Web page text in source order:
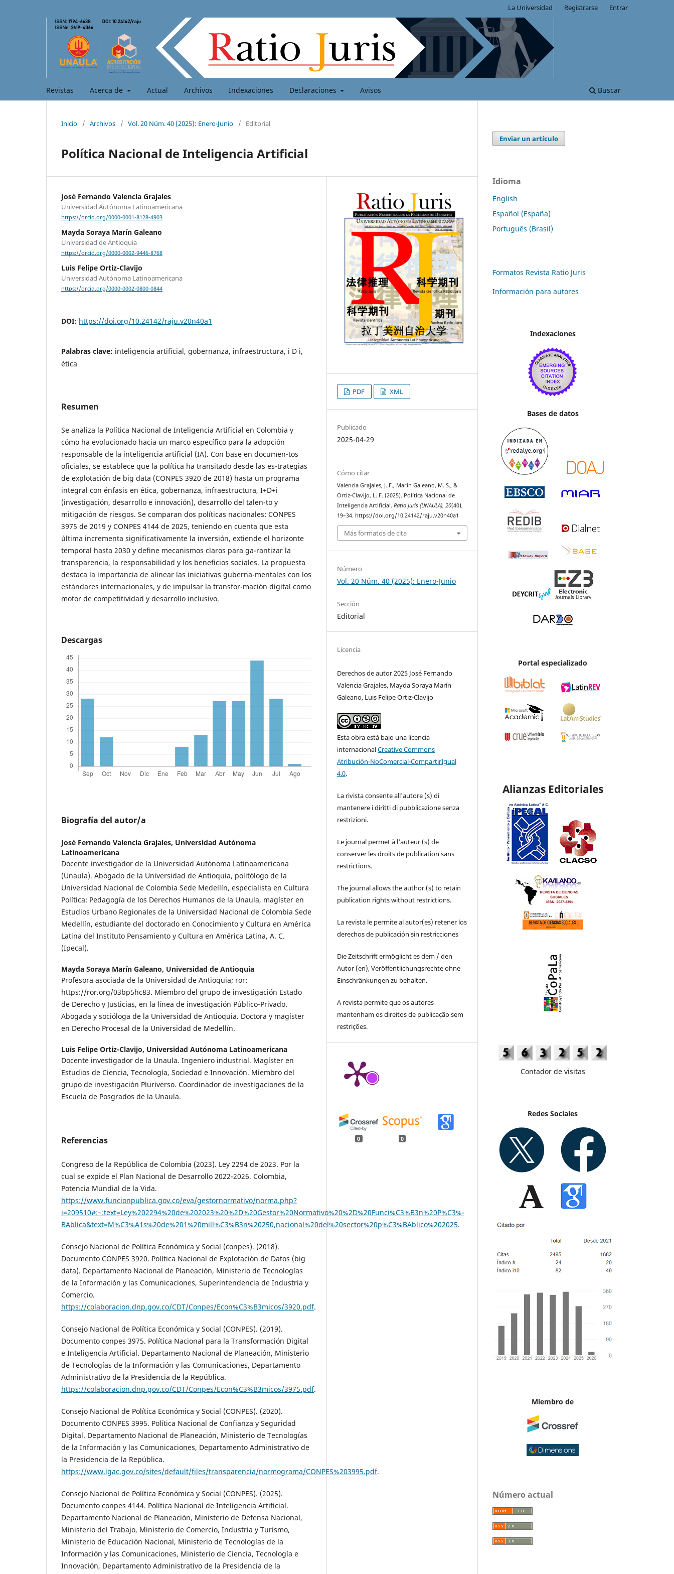
Revistas Acerca de Actual Archivos Indexaciones Declaraciones Avisos Buscar
La Universidad Registrarse Entrar
Inicio / Archivos / Vol. 20 Núm. 40 (2025): Enero-Junio / Editorial
Política Nacional de Inteligencia Artificial
José Fernando Valencia Grajales
Universidad Autónoma Latinoamericana
https://orcid.org/0000-0001-8128-4903
Mayda Soraya Marín Galeano
Universidad de Antioquia
https://orcid.org/0000-0002-9446-8768
Luis Felipe Ortiz-Clavijo
Universidad Autónoma Latinoamericana
https://orcid.org/0000-0002-0800-0844
DOI: https://doi.org/10.24142/raju.v20n40a1
Palabras clave: inteligencia artificial, gobernanza, infraestructura, i D i,
ética
Resumen
Se analiza la Política Nacional de Inteligencia Artificial en Colombia y
cómo ha evolucionado hacia un marco específico para la adopción
responsable de la inteligencia artificial (IA). Con base en documen-tos
oficiales, se establece que la política ha transitado desde las es-trategias
de explotación de big data (CONPES 3920 de 2018) hasta un programa
integral con énfasis en ética, gobernanza, infraestructura, I+D+i
(investigación, desarrollo e innovación), desarrollo del talen-to y
mitigación de riesgos. Se comparan dos políticas nacionales: CONPES
3975 de 2019 y CONPES 4144 de 2025, teniendo en cuenta que esta
última incrementa significativamente la inversión, extiende el horizonte
temporal hasta 2030 y define mecanismos claros para ga-rantizar la
transparencia, la responsabilidad y los beneficios sociales. La propuesta
destaca la importancia de alinear las iniciativas guberna-mentales con los
estándares internacionales, y de impulsar la transfor-mación digital como
motor de competitividad y desarrollo inclusivo.
Descargas
Biografía del autor/a
José Fernando Valencia Grajales, Universidad Autónoma
Latinoamericana
Docente investigador de la Universidad Autónoma Latinoamericana
(Unaula). Abogado de la Universidad de Antioquia, politólogo de la
Universidad Nacional de Colombia Sede Medellín, especialista en Cultura
Política: Pedagogía de los Derechos Humanos de la Unaula, magíster en
Estudios Urbano Regionales de la Universidad Nacional de Colombia Sede
Medellín, estudiante del doctorado en Conocimiento y Cultura en América
Latina del Instituto Pensamiento y Cultura en América Latina, A. C.
(Ipecal).
Mayda Soraya Marín Galeano, Universidad de Antioquia
Profesora asociada de la Universidad de Antioquia; ror:
https://ror.org/03bp5hc83. Miembro del grupo de investigación Estado
de Derecho y Justicias, en la línea de investigación Público-Privado.
Abogada y socióloga de la Universidad de Antioquia. Doctora y magíster
en Derecho Procesal de la Universidad de Medellín.
Luis Felipe Ortiz-Clavijo, Universidad Autónoma Latinoamericana
Docente investigador de la Unaula. Ingeniero industrial. Magíster en
Estudios de Ciencia, Tecnología, Sociedad e Innovación. Miembro del
grupo de investigación Pluriverso. Coordinador de investigaciones de la
Escuela de Posgrados de la Unaula.
Referencias
Congreso de la República de Colombia (2023). Ley 2294 de 2023. Por la
cual se expide el Plan Nacional de Desarrollo 2022-2026. Colombia,
Potencia Mundial de la Vida.
https://www.funcionpublica.gov.co/eva/gestornormativo/norma.php?
i=209510#:~:text=Ley%202294%20de%202023%20%2D%20Gestor%20Normativo%20%2D%20Funci%C3%B3n%20P%C3%-
BAblica&text=M%C3%A1s%20de%201%20mill%C3%B3n%20250,nacional%20del%20sector%20p%C3%BAblico%202025.
Consejo Nacional de Política Económica y Social (conpes). (2018).
Documento CONPES 3920. Política Nacional de Explotación de Datos (big
data). Departamento Nacional de Planeación, Ministerio de Tecnologías
de la Información y las Comunicaciones, Superintendencia de Industria y
Comercio.
https://colaboracion.dnp.gov.co/CDT/Conpes/Econ%C3%B3micos/3920.pdf.
Consejo Nacional de Política Económica y Social (CONPES). (2019).
Documento conpes 3975. Política Nacional para la Transformación Digital
e Inteligencia Artificial. Departamento Nacional de Planeación, Ministerio
de Tecnologías de la Información y las Comunicaciones, Departamento
Administrativo de la Presidencia de la República.
https://colaboracion.dnp.gov.co/CDT/Conpes/Econ%C3%B3micos/3975.pdf.
Consejo Nacional de Política Económica y Social (CONPES). (2020).
Documento CONPES 3995. Política Nacional de Confianza y Seguridad
Digital. Departamento Nacional de Planeación, Ministerio de Tecnologías
de la Información y las Comunicaciones, Departamento Administrativo de
la Presidencia de la República.
https://www.igac.gov.co/sites/default/files/transparencia/normograma/CONPES%203995.pdf.
Consejo Nacional de Política Económica y Social (CONPES). (2025).
Documento conpes 4144. Política Nacional de Inteligencia Artificial.
Departamento Nacional de Planeación, Ministerio de Defensa Nacional,
Ministerio del Trabajo, Ministerio de Comercio, Industria y Turismo,
Ministerio de Educación Nacional, Ministerio de Tecnologías de la
Información y las Comunicaciones, Ministerio de Ciencia, Tecnología e
Innovación, Departamento Administrativo de la Presidencia de la
PDF XML
Publicado
2025-04-29
Cómo citar
Valencia Grajales, J. F., Marín Galeano, M. S., &
Ortiz-Clavijo, L. F. (2025). Política Nacional de
Inteligencia Artificial.Ratio Juris (UNAULA),20(40),
19–34. https://doi.org/10.24142/raju.v20n40a1
Más formatos de cita
Número
Vol. 20 Núm. 40 (2025): Enero-Junio
Sección
Editorial
Licencia
Derechos de autor 2025 José Fernando
Valencia Grajales, Mayda Soraya Marín
Galeano, Luis Felipe Ortiz-Clavijo
Esta obra está bajo una licencia
internacionalCreative Commons
Atribución-NoComercial-CompartirIgual
4.0.
La rivista consente all'autore (s) di
mantenere i diritti di pubblicazione senza
restrizioni.
Le journal permet à l'auteur (s) de
conserver les droits de publication sans
restrictions.
The journal allows the author (s) to retain
publication rights without restrictions.
La revista le permite al autor(es) retener los
derechos de publicación sin restricciones
Die Zeitschrift ermöglicht es dem / den
Autor (en), Veröffentlichungsrechte ohne
Einschränkungen zu behalten.
A revista permite que os autores
mantenham os direitos de publicação sem
restrições.
0 0
Enviar un artículo
Idioma
English
Español (España)
Português (Brasil)
Formatos Revista Ratio Juris
Información para autores
Indexaciones
Bases de datos
Portal especializado
Alianzas Editoriales
Contador de visitas
Redes Sociales
Miembro de
Número actual